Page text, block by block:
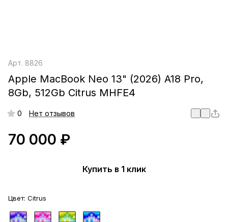
Арт. 8826
Apple MacBook Neo 13" (2026) A18 Pro,
8Gb, 512Gb Citrus MHFE4
0 Нет отзывов
70 000 ₽
Купить в 1 клик
Цвет: Citrus